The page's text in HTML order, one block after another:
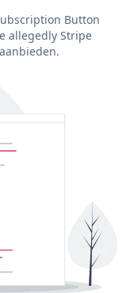
Button
allegedly Stripe